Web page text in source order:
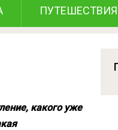
ПУТЕШЕСТВИЯ
какого уже